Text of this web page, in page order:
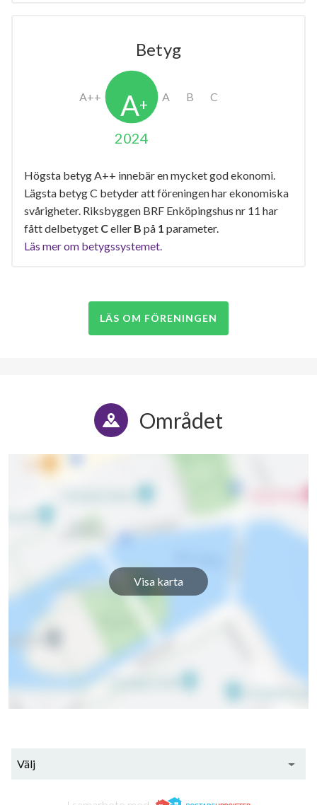
Betyg
2024
Högsta betyg A++ innebär en mycket god ekonomi.
Lägsta betyg C betyder att föreningen har ekonomiska
svårigheter. Riksbyggen BRF Enköpingshus nr 11 har
fått delbetyget Celler B på 1 parameter.
Läs mer om betygssystemet.
LÄS OM FÖRENINGEN
Området
Visa karta
Välj